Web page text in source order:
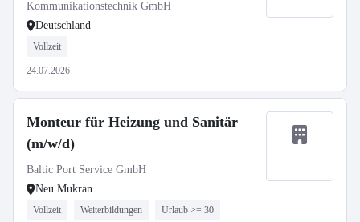
Kommunikationstechnik GmbH
Deutschland
Vollzeit
24.07.2026
Monteur für Heizung und Sanitär
(m/w/d)
Baltic Port Service GmbH
Neu Mukran
Vollzeit Weiterbildungen Urlaub >= 30